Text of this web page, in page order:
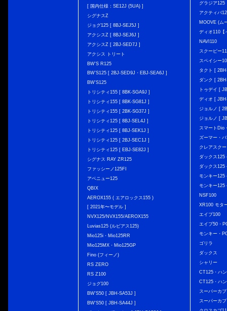
[ 国内仕様：SE12J (5UA) ]
シグナスZ
ジョグ125 [ 8BJ-SEJ5J ]
アクシスZ [ 8BJ-SEJ6J ]
アクシスZ [ 2BJ-SED7J ]
アクシス トリート
BW'S R125
BW’S125 [ 2BJ-SED9J・EBJ-SEA6J ]
BW'S125
トリシティ155 [ 8BK-SGA9J ]
トリシティ155 [ 8BK-SG81J ]
トリシティ155 [ 2BK-SG37J ]
トリシティ125 [ 8BJ-SEL4J ]
トリシティ125 [ 8BJ-SEK1J ]
トリシティ125 [ 2BJ-SEC1J ]
トリシティ125 [ EBJ-SE82J ]
シグナス RAY ZR125
ファッシーノ125FI
アベニュー125
QBIX
AEROX155 ( エアロックス155 )
[ 2021年〜モデル ]
NVX125/NVX155/AEROX155
Luvias125 (ルビアス125)
Mio125i・Mio125RR
Mio125MX・Mio125GP
Fino (フィーノ)
RS ZERO
RS Z100
ジョグ100
BW'S50 [ JBH-SA53J ]
BW'S50 [ JBH-SA44J ]
グラジア125
アクティバ
MOOVE (ム
ディオ110【
NAVI110
スクーピー
スペイシー
タクト [
ダンク [
トゥデイ [
ディオ [
ジョルノ [
ジョルノ [
スマートDio
ズーマー・
クレアスク
ダックス
ダックス
モンキー
モンキー125
NSF100
XR100 モタ
エイプ100
エイプ50・
モンキー・
ゴリラ
ダックス
シャリー
CT125・ハ
CT125・ハ
スーパーカ
スーパーカ